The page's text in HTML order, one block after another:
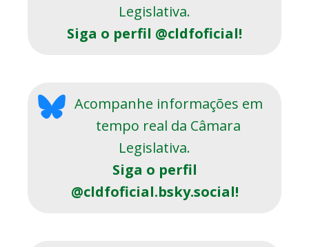
Legislativa.
Siga o perfil @cldfoficial!
Acompanhe informações em
tempo real da Câmara
Legislativa.
Siga o perfil
@cldfoficial.bsky.social!